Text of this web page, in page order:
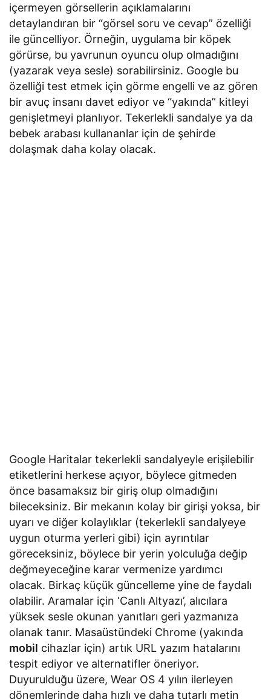
içermeyen görsellerin açıklamalarını
detaylandıran bir “görsel soru ve cevap” özelliği
ile güncelliyor. Örneğin, uygulama bir köpek
görürse, bu yavrunun oyuncu olup olmadığını
(yazarak veya sesle) sorabilirsiniz. Google bu
özelliği test etmek için görme engelli ve az gören
bir avuç insanı davet ediyor ve “yakında” kitleyi
genişletmeyi planlıyor. Tekerlekli sandalye ya da
bebek arabası kullananlar için de şehirde
dolaşmak daha kolay olacak.
Google Haritalar tekerlekli sandalyeyle erişilebilir
etiketlerini herkese açıyor, böylece gitmeden
önce basamaksız bir giriş olup olmadığını
bileceksiniz. Bir mekanın kolay bir girişi yoksa, bir
uyarı ve diğer kolaylıklar (tekerlekli sandalyeye
uygun oturma yerleri gibi) için ayrıntılar
göreceksiniz, böylece bir yerin yolculuğa değip
değmeyeceğine karar vermenize yardımcı
olacak. Birkaç küçük güncelleme yine de faydalı
olabilir. Aramalar için ‘Canlı Altyazı’, alıcılara
yüksek sesle okunan yanıtları geri yazmanıza
olanak tanır. Masaüstündeki Chrome (yakında
mobil cihazlar için) artık URL yazım hatalarını
tespit ediyor ve alternatifler öneriyor.
Duyurulduğu üzere, Wear OS 4 yılın ilerleyen
dönemlerinde daha hızlı ve daha tutarlı metin